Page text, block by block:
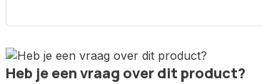
Heb je een vraag over dit product?